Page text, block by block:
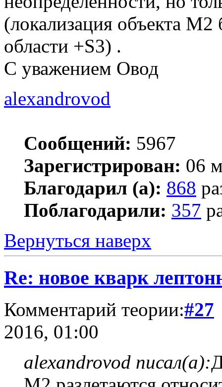
(локализация объекта
области +S3) .
С уважением Овод
alexandrovod
Сообщений: 5967
Зарегистрирован: 06
Благодарил (а): 868
Поблагодарили: 357
Вернуться наверх
Re: новое кварк
Комментарий теории:#27
2016, 01:00
alexandrovod писал(а):